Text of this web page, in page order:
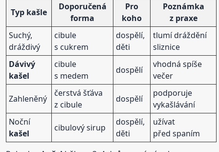
Typ kašle
Doporučená
forma
Pro
koho
Poznámka
z praxe
Suchý,
dráždivý
cibule
s cukrem
dospělí,
děti
tlumí dráždění
sliznice
Dávivý
kašel
cibule
s medem
dospělí
vhodná spíše
večer
Zahleněný
čerstvá šťáva
z cibule
dospělí
podporuje
vykašlávání
Noční
kašel
cibulový sirup
dospělí,
děti
užívat
před spaním